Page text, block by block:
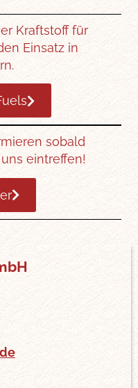
Kraftstoff für
Einsatz in
sobald
eintreffen!